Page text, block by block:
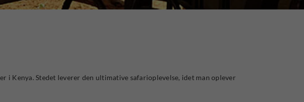
i Kenya. Stedet leverer den ultimative safarioplevelse, idet man oplever